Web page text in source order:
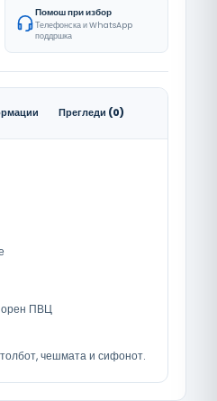
Помош при избор
Телефонска и WhatsApp
поддршка
Прегледи (0)
ПВЦ
чешмата и сифонот.